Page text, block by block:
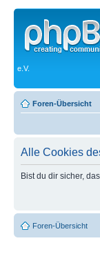
e.V.
Foren-Übersicht
Alle Cookies
Bist du dir sicher,
Foren-Übersicht